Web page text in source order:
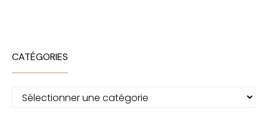
CATÉGORIES
Catégories